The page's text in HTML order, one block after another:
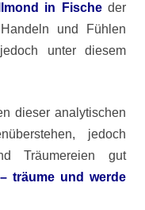
in Fischeder
und Fühlen
unter diesem
dieser analytischen
jedoch
Träumereien gut
träume und werde